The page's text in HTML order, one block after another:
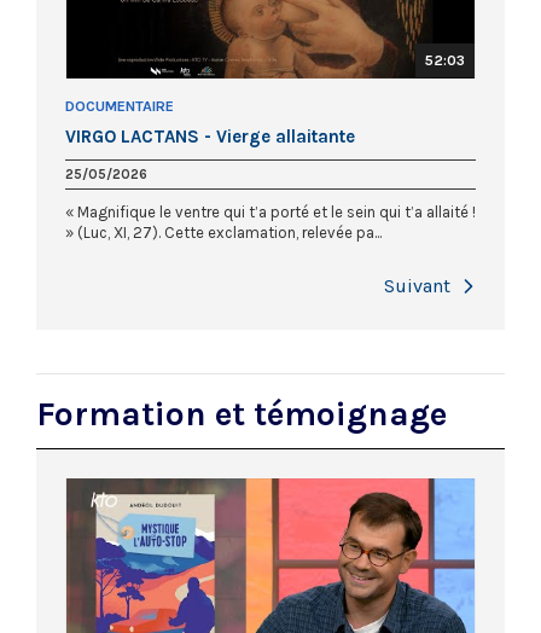
52:03
DOCUMENTAIRE
VIRGO LACTANS - Vierge allaitante
25/05/2026
« Magnifique le ventre qui t’a porté et le sein qui t’a allaité !
» (Luc, XI, 27). Cette exclamation, relevée pa...
Next
Formation et témoignage